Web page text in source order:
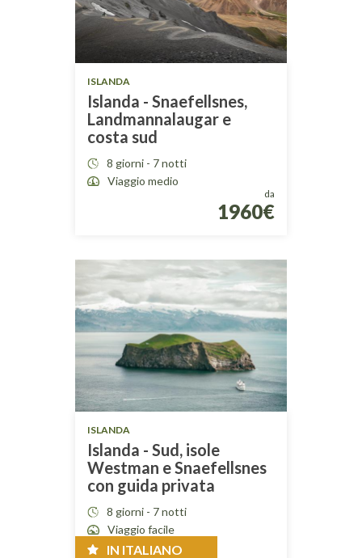
ISLANDA
Islanda - Snaefellsnes,
Landmannalaugar e
costa sud
8 giorni - 7 notti
Viaggio medio
da
1960€
ISLANDA
Islanda - Sud, isole
Westman e Snaefellsnes
con guida privata
8 giorni - 7 notti
Viaggio facile
IN ITALIANO